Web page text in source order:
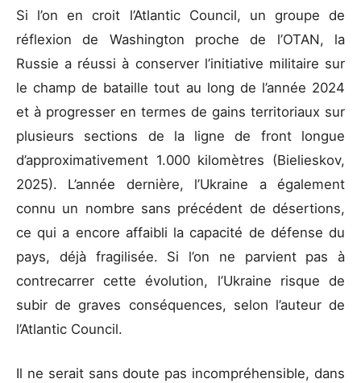
Si l’on en croit l’Atlantic Council, un groupe de
réflexion de Washington proche de l’OTAN, la
Russie a réussi à conserver l’initiative militaire sur
le champ de bataille tout au long de l’année 2024
et à progresser en termes de gains territoriaux sur
plusieurs sections de la ligne de front longue
d’approximativement 1.000 kilomètres (Bielieskov,
2025). L’année dernière, l’Ukraine a également
connu un nombre sans précédent de désertions,
ce qui a encore affaibli la capacité de défense du
pays, déjà fragilisée. Si l’on ne parvient pas à
contrecarrer cette évolution, l’Ukraine risque de
subir de graves conséquences, selon l’auteur de
l’Atlantic Council.
Il ne serait sans doute pas incompréhensible, dans